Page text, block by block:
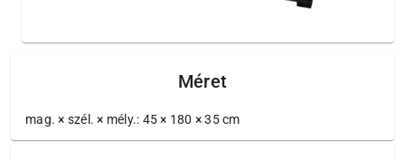
Méret
mag. × szél. × mély.: 45 × 180 × 35 cm